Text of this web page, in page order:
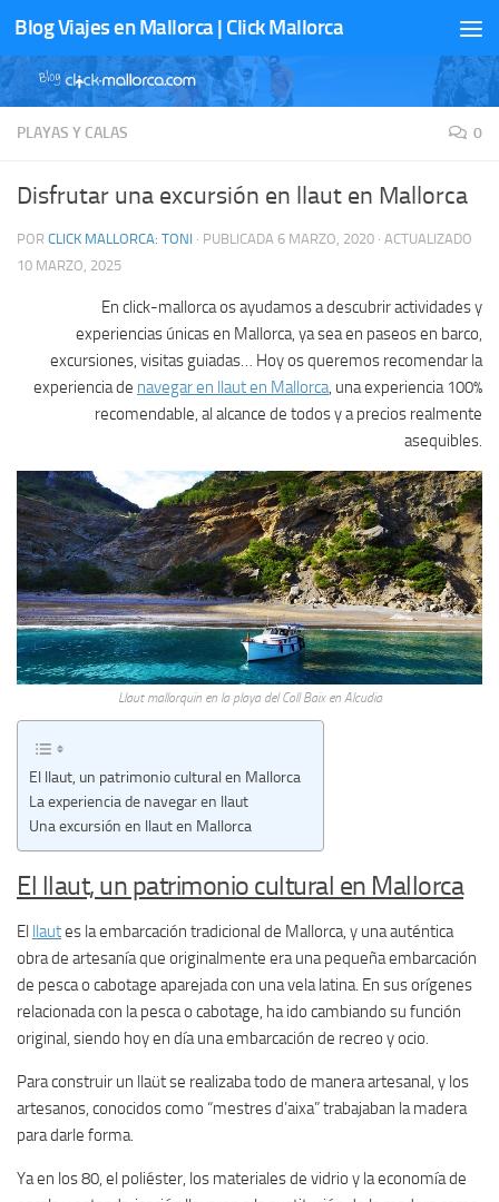
Saltar al contenido
Blog Viajes en Mallorca | Click Mallorca
PLAYAS Y CALAS 0
Disfrutar una excursión en llaut en Mallorca
POR CLICK MALLORCA: TONI · PUBLICADA 6 MARZO, 2020 · ACTUALIZADO
10 MARZO, 2025
En click-mallorca os ayudamos a descubrir actividades y
experiencias únicas en Mallorca, ya sea en paseos en barco,
excursiones, visitas guiadas… Hoy os queremos recomendar la
experiencia de navegar en llaut en Mallorca , una experiencia 100%
recomendable, al alcance de todos y a precios realmente
asequibles.
Llaut mallorquin en la playa del Coll Baix en Alcudia
El llaut, un patrimonio cultural en Mallorca
La experiencia de navegar en llaut
Una excursión en llaut en Mallorca
El llaut, un patrimonio cultural en Mallorca
El llautes la embarcación tradicional de Mallorca, y una auténtica
obra de artesanía que originalmente era una pequeña embarcación
de pesca o cabotage aparejada con una vela latina. En sus orígenes
relacionada con la pesca o cabotage, ha ido cambiando su función
original, siendo hoy en día una embarcación de recreo y ocio.
Para construir un llaüt se realizaba todo de manera artesanal, y los
artesanos, conocidos como “mestres d’aixa” trabajaban la madera
para darle forma.
Ya en los 80, el poliéster, los materiales de vidrio y la economía de